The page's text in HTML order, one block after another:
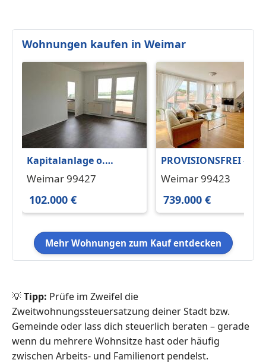
Wohnungen kaufen in Weimar
Kapitalanlage o.
Eigennutzung: 1-Raum-
Schöndorf
Weimar 99427
102.000 €
PROVISIONSFREI -
Maisonettewohnung
Weimar
Weimar 99423
739.000 €
Mehr Wohnungen zum Kauf entdecken
💡Tipp: Prüfe im Zweifel die
Zweitwohnungssteuersatzung deiner Stadt bzw.
Gemeinde oder lass dich steuerlich beraten – gerade
wenn du mehrere Wohnsitze hast oder häufig
zwischen Arbeits- und Familienort pendelst.